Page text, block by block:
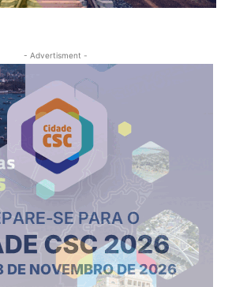
- Advertisment -